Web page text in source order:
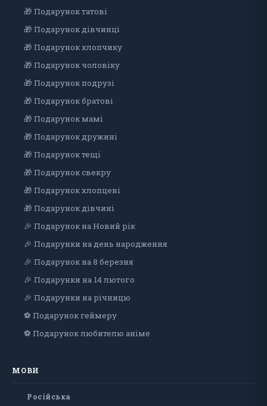
🎁 Подарунок татові
🎁 Подарунок дівчинці
🎁 Подарунок хлопчику
🎁 Подарунок чоловіку
🎁 Подарунок подрузі
🎁 Подарунок братові
🎁 Подарунок мамі
🎁 Подарунок дружині
🎁 Подарунок тещі
🎁 Подарунок свекру
🎁 Подарунок хлопцеві
🎁 Подарунок дiвчинi
🎉 Подарунок на Новий рік
🎉 Подарунки на день народження
🎉 Подарунок на 8 березня
🎉 Подарунки на 14 лютого
🎉 Подарунки на річницю
⚽ Подарунок геймеру
⚽ Подарунок любителю аніме
МОВИ
Російська